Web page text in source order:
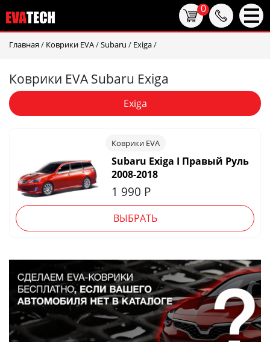
Главная / Коврики EVA/Subaru / Exiga/
Коврики EVA Subaru Exiga
Exiga
Коврики EVA
Subaru Exiga I Правый Руль
2008-2018
1 990 Р
ВЫБРАТЬ
0